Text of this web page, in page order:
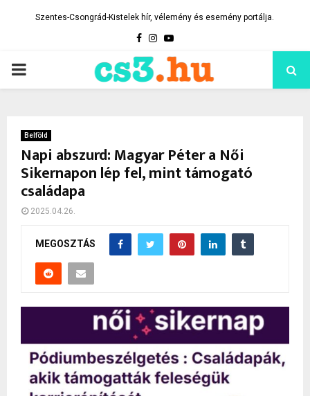
Szentes-Csongrád-Kistelek hír, vélemény és esemény portálja.
Facebook
Instagram
Youtube
PRIMARY
Belföld
Napi abszurd: Magyar Péter a Női
Sikernapon lép fel, mint támogató
családapa
2025.04.26.
MEGOSZTÁS